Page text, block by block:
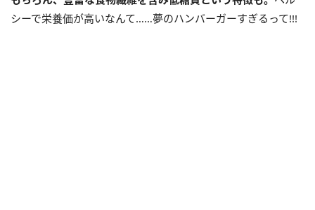
シーで栄養価が高いなんて……夢のハンバーガーすぎるって!!!